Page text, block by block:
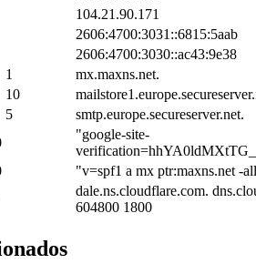
104.21.90.171
2606:4700:3031::6815:5aab
2606:4700:3030::ac43:9e38
1
mx.maxns.net.
10
5
smtp.europe.secureserver.net.
"google-site-
"v=spf1 a mx ptr:maxns.net -
dale.ns.cloudflare.com.
604800 1800